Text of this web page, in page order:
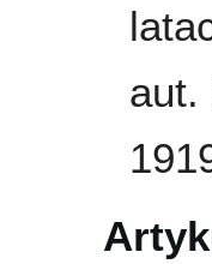
aut.